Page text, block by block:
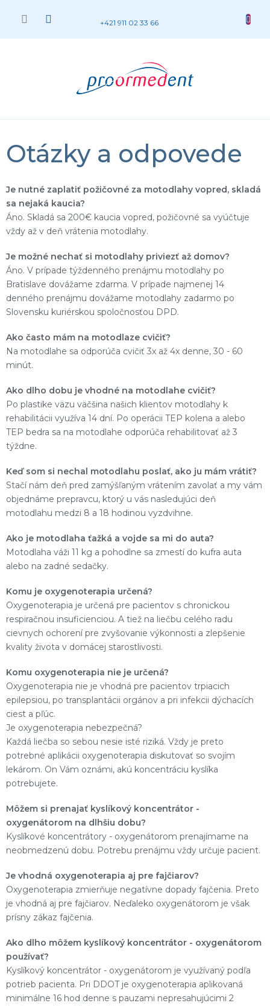
+421 911 02 33 66
Otázky a odpovede
Je nutné zaplatiť požičovné za motodlahy vopred, skladá
sa nejaká kaucia?
Áno. Skladá sa 200€ kaucia vopred, požičovné sa vyúčtuje
vždy až v deň vrátenia motodlahy.
Je možné nechať si motodlahy priviezť až domov?
Áno. V prípade týždenného prenájmu motodlahy po
Bratislave dovážame zdarma. V prípade najmenej 14
denného prenájmu dovážame motodlahy zadarmo po
Slovensku kuriérskou spoločnosťou DPD.
Ako často mám na motodlaze cvičiť?
Na motodlahe sa odporúča cvičiť 3x až 4x denne, 30 - 60
minút.
Ako dlho dobu je vhodné na motodlahe cvičiť?
Po plastike väzu väčšina našich klientov motodlahy k
rehabilitácii využíva 14 dní. Po operácii TEP kolena a alebo
TEP bedra sa na motodlahe odporúča rehabilitovať až 3
týždne.
Keď som si nechal motodlahu poslať, ako ju mám vrátiť?
Stačí nám deň pred zamýšľaným vrátením zavolať a my vám
objednáme prepravcu, ktorý u vás nasledujúci deň
motodlahu medzi 8 a 18 hodinou vyzdvihne.
Ako je motodlaha ťažká a vojde sa mi do auta?
Motodlaha váži 11 kg a pohodlne sa zmestí do kufra auta
alebo na zadné sedačky.
Komu je oxygenoterapia určená?
Oxygenoterapia je určená pre pacientov s chronickou
respiračnou insuficienciou. A tiež na liečbu celého radu
cievnych ochorení pre zvyšovanie výkonnosti a zlepšenie
kvality života v domácej starostlivosti.
Komu oxygenoterapia nie je určená?
Oxygenoterapia nie je vhodná pre pacientov trpiacich
epilepsiou, po transplantácii orgánov a pri infekcii dýchacích
ciest a pľúc.
Je oxygenoterapia nebezpečná?
Každá liečba so sebou nesie isté riziká. Vždy je preto
potrebné aplikácii oxygenoterapia diskutovať so svojím
lekárom. On Vám oznámi, akú koncentráciu kyslíka
potrebujete.
Môžem si prenajať kyslíkový koncentrátor -
oxygenátorom na dlhšiu dobu?
Kyslíkové koncentrátory - oxygenátorom prenajímame na
neobmedzenú dobu. Potrebu prenájmu vždy určuje pacient.
Je vhodná oxygenoterapia aj pre fajčiarov?
Oxygenoterapia zmierňuje negatívne dopady fajčenia. Preto
je vhodná aj pre fajčiarov. Neďaleko oxygenátorom je však
prísny zákaz fajčenia.
Ako dlho môžem kyslíkový koncentrátor - oxygenátorom
používať?
Kyslíkový koncentrátor - oxygenátorom je využívaný podľa
potrieb pacienta. Pri DDOT je oxygenoterapia aplikovaná
minimálne 16 hod denne s pauzami nepresahujúcimi 2